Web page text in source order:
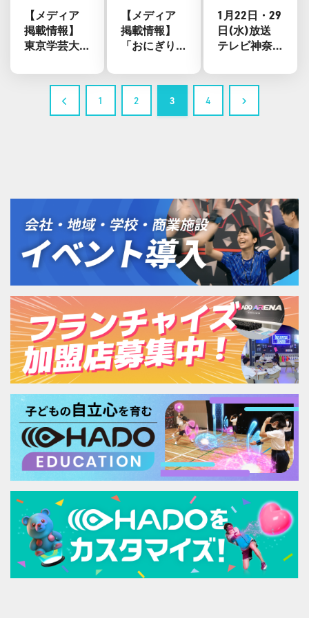
【メディア
掲載情報】
東京学芸大
谷中学校で
の「未来の
体育体験
会」教育新
【メディア
掲載情報】
「おにぎり
すか」大泉
洋さんらが
HADOに挑
戦！
1月22日・29
日(水)放送
テレビ神奈
ビル」に
HADOが登
1 2 3 4